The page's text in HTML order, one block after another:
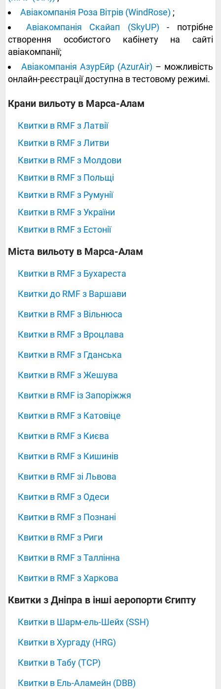
Авіакомпанія Роза Вітрів (WindRose) ;
Авіакомпанія Скайап (SkyUP) - потрібне
створення особистого кабінету на сайті
авіакомпанії;
Авіакомпанія АзурЕйр (AzurAir) – можливість
онлайн-реєстрації доступна в тестовому режимі.
‍‍‍‍‍Крани вильоту в Марса-Алам
Квитки в RMF з Латвії
Квитки в RMF з Литви
Квитки в RMF з Молдови
Квитки в RMF з Польщі
Квитки в RMF з Румунії
Квитки в RMF з України
Квитки в RMF з Естонії
‍‍‍‍‍Міста вильоту в Марса-Алам
Квитки в RMF з Бухареста
Квитки до RMF з Варшави
Квитки в RMF з Вільнюса
Квитки в RMF з Вроцлава
Квитки в RMF з Гданська
Квитки в RMF з Жешува
Квитки в RMF із Запоріжжя
Квитки в RMF з Катовіце
Квитки в RMF з Києва
Квитки в RMF з Кишинів
Квитки в RMF зі Львова
Квитки в RMF з Одеси
Квитки в RMF з Познані
Квитки в RMF з Риги
Квитки в RMF з Таллінна
Квитки в RMF з Харкова
‍‍‍‍‍Квитки з Дніпра в інші аеропорти Єгипту
Квитки в Шарм-ель-Шейх (SSH)
Квитки в Хургаду (HRG)
Квитки в Табу (TCP)
Квитки в Ель-Аламейн (DBB)